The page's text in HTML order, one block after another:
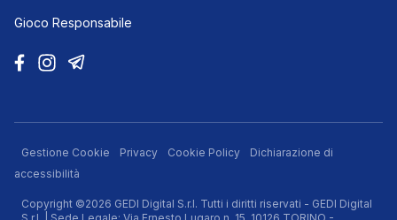
Gioco Responsabile
Gestione Cookie Privacy Cookie Policy
Dichiarazione di
accessibilità
Copyright ©2026 GEDI Digital S.r.l. Tutti i diritti riservati - GEDI Digital